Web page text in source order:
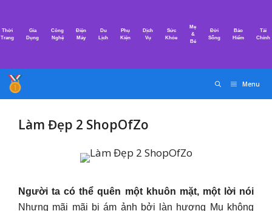
nội
Thời
Trang
Gia
Dụng
Công
Nghệ
Điện
Máy
Du
Lịch
Phụ
Kiện
Dịch
Vụ
Sức
Khỏe
Mẹ
&
Bé
Đời
Sống
Bảo
Hiểm
Tài
Chính
Menu
Làm Đẹp 2 ShopOfZo
Người ta có thể quên một khuôn mặt, một lời nói
Nhưng mãi mãi bị ám ảnh bởi làn hương Mụ không